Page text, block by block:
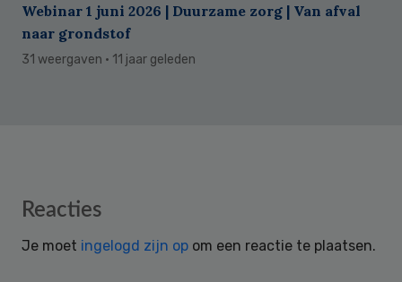
Webinar 1 juni 2026 | Duurzame zorg | Van afval
naar grondstof
31 weergaven · 11 jaar geleden
Reader
Reacties
Je moet ingelogd zijn op om een reactie te plaatsen.